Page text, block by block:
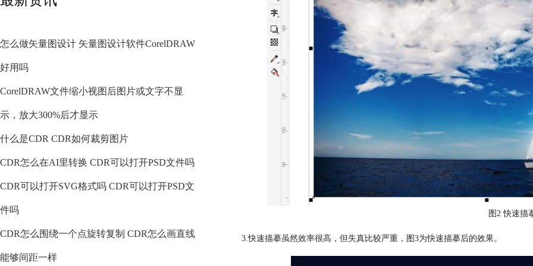
怎么做矢量图设计 矢量图设计软件CorelDRAW
好用吗
CorelDRAW文件缩小视图后图片或文字不显
示，放大300%后才显示
什么是CDR CDR如何裁剪图片
CDR怎么在AI里转换 CDR可以打开PSD文件吗
CDR可以打开SVG格式吗 CDR可以打开PSD文
件吗
CDR怎么围绕一个点旋转复制 CDR怎么画直线
能够间距一样
图2 快速描
3.快速描摹虽然效率很高，但失真比较严重，图3为快速描摹后的效果。